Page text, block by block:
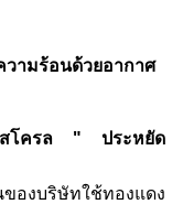
วามร้อนด้วยอากาศ
บสโครล " ประหยัด
งบริษัทใช้ทองแดง